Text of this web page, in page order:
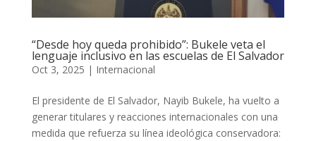
“Desde hoy queda prohibido”: Bukele veta el
lenguaje inclusivo en las escuelas de El Salvador
Oct 3, 2025 | Internacional
El presidente de El Salvador, Nayib Bukele, ha vuelto a
generar titulares y reacciones internacionales con una
medida que refuerza su línea ideológica conservadora: